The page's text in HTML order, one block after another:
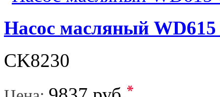
Насос масляный
CK8230